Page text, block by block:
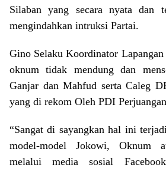
Silaban yang secara nyata dan
mengindahkan intruksi Partai.
Gino Selaku Koordinator
oknum tidak mendung dan
Ganjar dan Mahfud serta Caleg
yang di rekom Oleh PDI
“Sangat di sayangkan hal ini
model-model Jokowi, Oknum
melalui media sosial